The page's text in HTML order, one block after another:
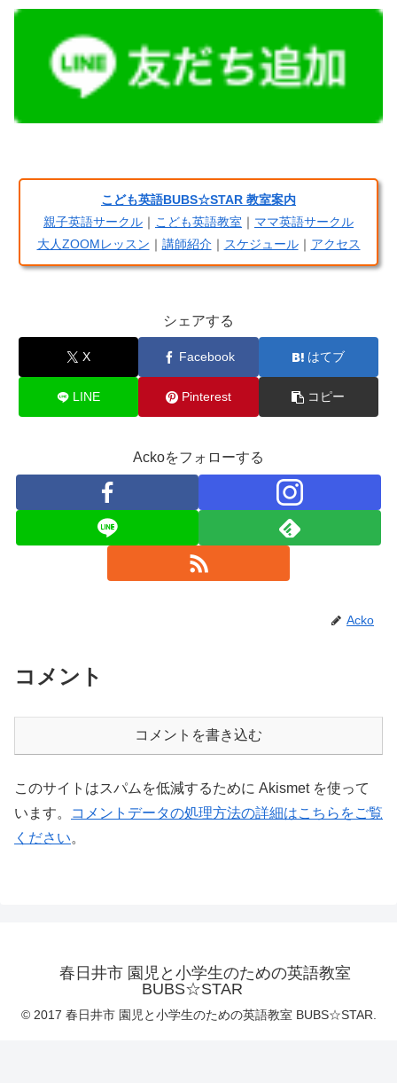
こども英語BUBS☆STAR 教室案内
親子英語サークル ｜ こども英語教室 ｜ ママ英語サークル
大人ZOOMレッスン ｜ 講師紹介｜ スケジュール｜ アクセス
シェアする
X Facebook はてブ
LINE Pinterest コピー
Ackoをフォローする
Acko
コメント
コメントを書き込む
このサイトはスパムを低減するために Akismet を使って
います。
コメントデータの処理方法の詳細はこちらをご覧
ください。
春日井市 園児と小学生のための英語教室
BUBS☆STAR
© 2017 春日井市 園児と小学生のための英語教室 BUBS☆STAR.